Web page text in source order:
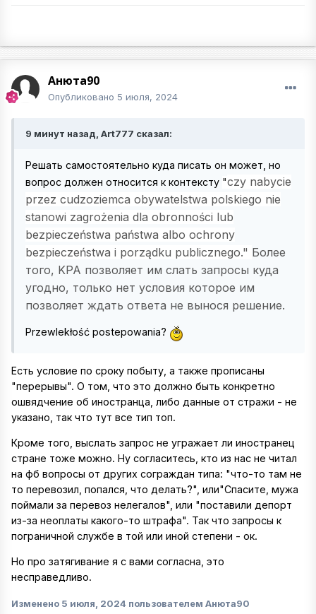
Анюта90
Опубликовано 5 июля, 2024
9 минут назад, Art777 сказал:
Решать самостоятельно куда писать он может, но
вопрос должен относится к контексту "czy nabycie
przez cudzoziemca obywatelstwa polskiego nie
stanowi zagrożenia dla obronności lub
bezpieczeństwa państwa albo ochrony
bezpieczeństwa i porządku publicznego." Более
того, KPA позволяет им слать запросы куда
угодно, только нет условия которое им
позволяет ждать ответа не вынося решение.
Przewlekłość postepowania?
Есть условие по сроку побыту, а также прописаны
"перерывы". О том, что это должно быть конкретно
ошвядчение об иностранца, либо данные от стражи - не
указано, так что тут все тип топ.
Кроме того, выслать запрос не угражает ли иностранец
стране тоже можно. Ну согласитесь, кто из нас не читал
на фб вопросы от других сограждан типа: "что-то там не
то перевозил, попался, что делать?", или"Спасите, мужа
поймали за перевоз нелегалов", или "поставили депорт
из-за неоплаты какого-то штрафа". Так что запросы к
пограничной службе в той или иной степени - ок.
Но про затягивание я с вами согласна, это
несправедливо.
Изменено 5 июля, 2024 пользователем Анюта90